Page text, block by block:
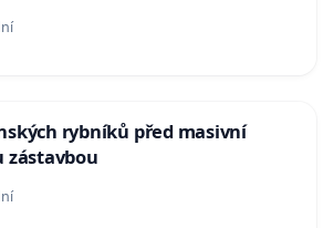
rybníků před masivní
zástavbou